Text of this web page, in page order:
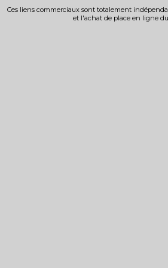
Ces liens commerciaux sont totalement
et l'achat de place en ligne